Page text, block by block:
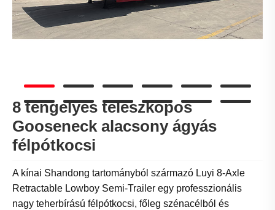
8 tengelyes teleszkópos
Gooseneck alacsony ágyás
félpótkocsi
A kínai Shandong tartományból származó Luyi 8-Axle
Retractable Lowboy Semi-Trailer egy professzionális
nagy teherbírású félpótkocsi, főleg szénacélból és